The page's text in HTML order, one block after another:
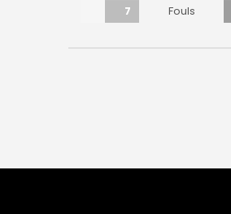
7
Fouls